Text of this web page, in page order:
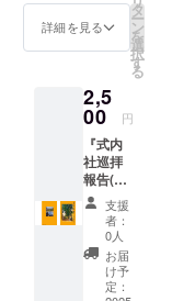
対応、地域
り、神社運
営の実務を
経験。この
経験が、現
在の神社史
研究・神社
広報・神社
支援事業の
基礎となっ
を参考
に編集
PDF版
完成し
た「延
喜式」
の神名
げられ
ている
由緒あ
る神
社、
「式内
社」約
3000社
のうち
備前国
21社を
「式内
詳細を見る
タ
ー
ン
を
選
択
す
る
2,5
00 円
『式内
社巡拝
報告(備
前編 )』
暫定版
PDF）
＋珍道
中小説
支援
者：
0人
お届
け予
定：